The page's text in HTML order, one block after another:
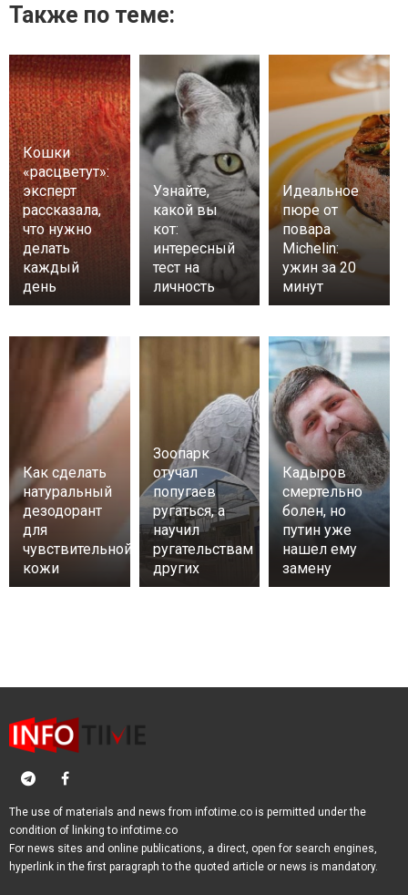
Также по теме:
Кошки
«расцветут»:
эксперт
рассказала,
что нужно
делать
каждый
день
Узнайте,
какой вы
кот:
интересный
тест на
личность
Идеальное
пюре от
повара
Michelin:
ужин за 20
минут
Как сделать
натуральный
дезодорант
для
чувствительной
кожи
Зоопарк
отучал
попугаев
ругаться, а
научил
ругательствам
других
Кадыров
смертельно
болен, но
путин уже
нашел ему
замену
The use of materials and news from infotime.co is permitted under the
condition of linking to infotime.co
For news sites and online publications, a direct, open for search engines,
hyperlink in the first paragraph to the quoted article or news is mandatory.